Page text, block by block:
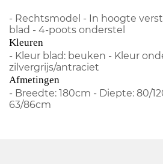
- Rechtsmodel - In hoogte
blad - 4-poots onderstel
Kleuren
- Kleur blad: beuken - Kleur
zilvergrijs/antraciet
Afmetingen
- Breedte: 180cm - Diepte: 80/
63/86cm